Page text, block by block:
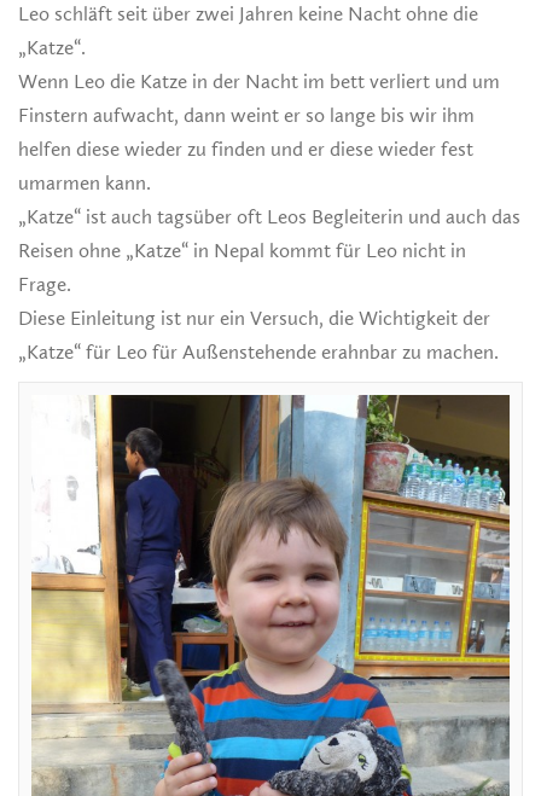
Leo schläft seit über zwei Jahren keine Nacht ohne die
„Katze“.
Wenn Leo die Katze in der Nacht im bett verliert und um
Finstern aufwacht, dann weint er so lange bis wir ihm
helfen diese wieder zu finden und er diese wieder fest
umarmen kann.
„Katze“ ist auch tagsüber oft Leos Begleiterin und auch das
Reisen ohne „Katze“ in Nepal kommt für Leo nicht in
Frage.
Diese Einleitung ist nur ein Versuch, die Wichtigkeit der
„Katze“ für Leo für Außenstehende erahnbar zu machen.